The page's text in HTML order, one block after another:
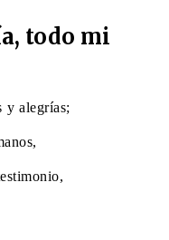
todo mi
y alegrías;